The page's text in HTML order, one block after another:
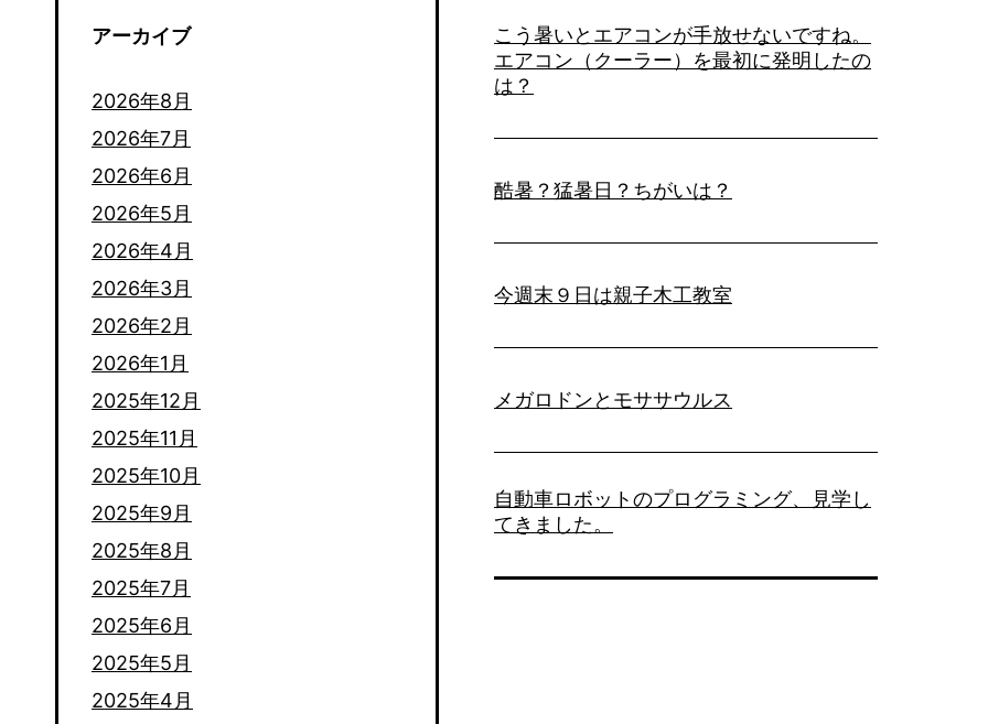
アーカイブ
2026年8月
2026年7月
2026年6月
2026年5月
2026年4月
2026年3月
2026年2月
2026年1月
2025年12月
2025年11月
2025年10月
2025年9月
2025年8月
2025年7月
2025年6月
2025年5月
2025年4月
こう暑いとエアコンが手放せないですね。
エアコン（クーラー）を最初に発明したの
は？
酷暑？猛暑日？ちがいは？
今週末９日は親子木工教室
メガロドンとモササウルス
自動車ロボットのプログラミング、見学し
てきました。